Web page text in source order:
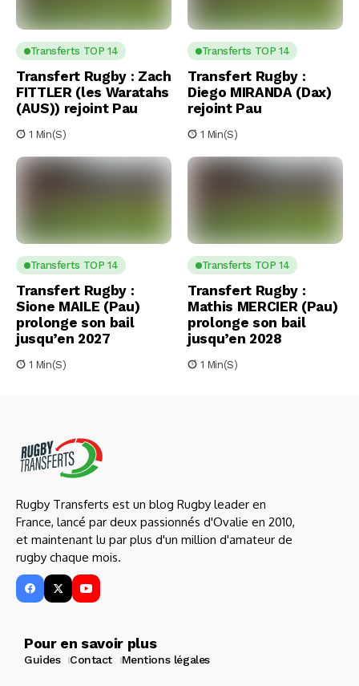
Transferts TOP 14
Transfert Rugby : Zach
FITTLER (les Waratahs
(AUS)) rejoint Pau
1 Min(s)
Transferts TOP 14
Transfert Rugby :
Diego MIRANDA (Dax)
rejoint Pau
1 Min(s)
Transferts TOP 14
Transfert Rugby :
Sione MAILE (Pau)
prolonge son bail
jusqu’en 2027
1 Min(s)
Transferts TOP 14
Transfert Rugby :
Mathis MERCIER (Pau)
prolonge son bail
jusqu’en 2028
1 Min(s)
Rugby Transferts est un blog Rugby leader en
France, lancé par deux passionnés d'Ovalie en 2010,
et maintenant lu par plus d'un million d'amateur de
rugby chaque mois.
Pour en savoir plus
Guides Contact Mentions légales